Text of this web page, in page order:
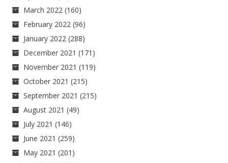
March 2022 (160)
February 2022 (96)
January 2022 (288)
December 2021 (171)
November 2021 (119)
October 2021 (215)
September 2021 (215)
August 2021 (49)
July 2021 (146)
June 2021 (259)
May 2021 (201)